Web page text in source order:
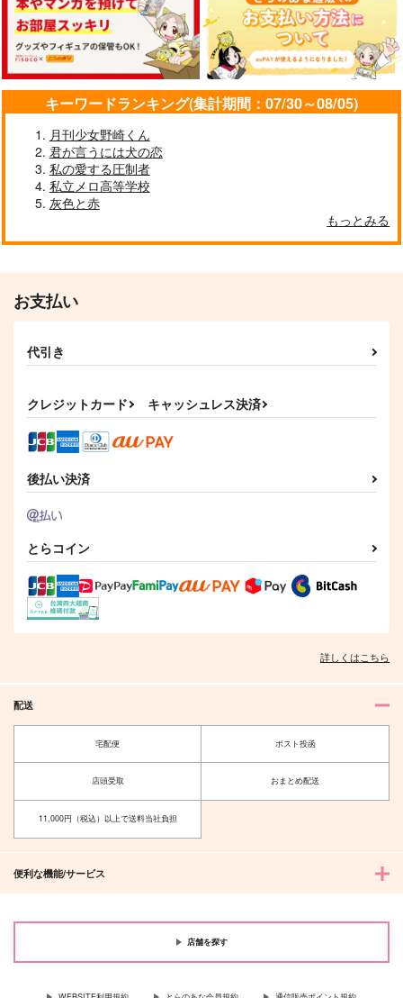
キーワードランキング(集計期間：07/30～08/05)
月刊少女野崎くん
君が言うには犬の恋
私の愛する圧制者
私立メロ高等学校
灰色と赤
もっとみる
お支払い
代引き
クレジットカード キャッシュレス決済
後払い決済
とらコイン
詳しくはこちら
配送
宅配便 ポスト投函
店頭受取 おまとめ配送
11,000円（税込）以上で送料当社負担
便利な機能/サービス
店舗を探す